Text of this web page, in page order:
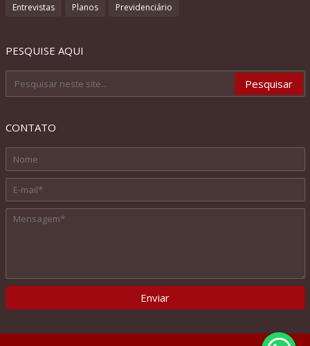
Entrevistas
Planos Previdenciário
PESQUISE AQUI
CONTATO